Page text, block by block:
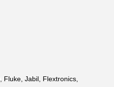
Jabil, Flextronics,